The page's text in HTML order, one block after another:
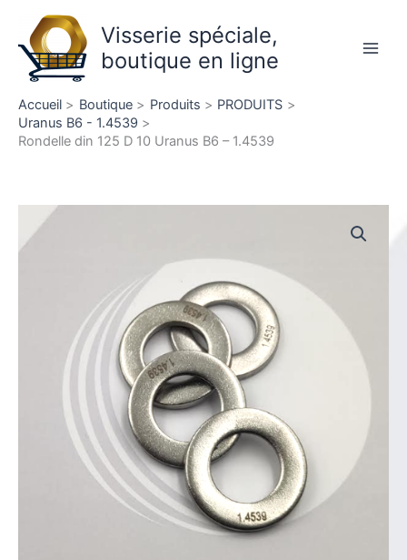
contenu
Visserie spéciale,
boutique en ligne
Accueil Boutique Produits
PRODUITS
Uranus B6 - 1.4539
Rondelle din 125 D 10 Uranus B6 – 1.4539